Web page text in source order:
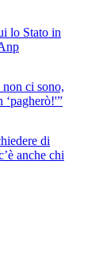
lo Stato in
ci sono,
‘pagherò!'”
di
anche chi